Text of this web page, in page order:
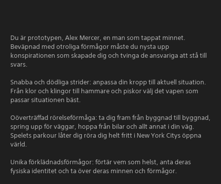
Du är prototypen, Alex Mercer, en man som tappat minnet.
Beväpnad med otroliga förmågor måste du nysta upp
konspirationen som skapade dig och tvinga de ansvariga att stå till
svars.
Snabba och dödliga strider: anpassa din kropp till aktuell situation.
Från klor och klingor till hammare och piskor välj det vapen som
passar situationen bäst.
Oöverträffad rörelseförmåga: ta dig fram från byggnad till byggnad,
spring upp för väggar, hoppa från bilar och allt annat i din väg.
Spelets parkour låter dig röra dig helt fritt i New York Citys öppna
värld.
Unika förklädnadsförmågor: förtär vem som helst, anta deras
fysiska identitet och ta över deras minnen och förmågor.